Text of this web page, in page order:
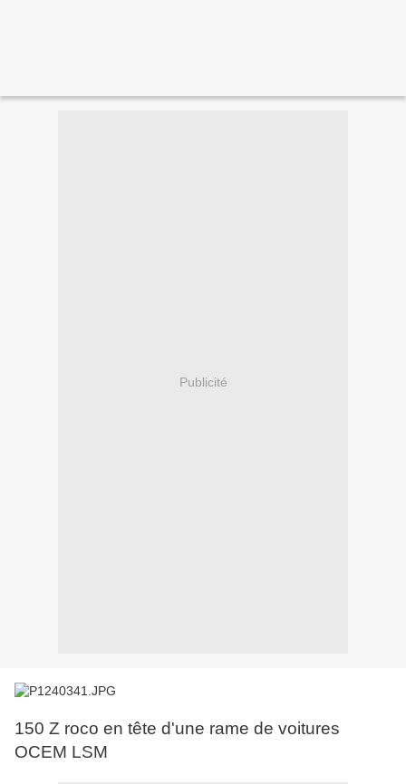
Publicité
150 Z roco en tête d'une rame de voitures
OCEM LSM